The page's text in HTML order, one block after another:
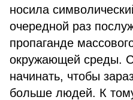
носила
очередной раз
пропаганде
окружающей среды.
начинать, чтобы
больше людей. К